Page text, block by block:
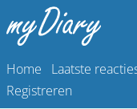
Home Laatste
Registreren